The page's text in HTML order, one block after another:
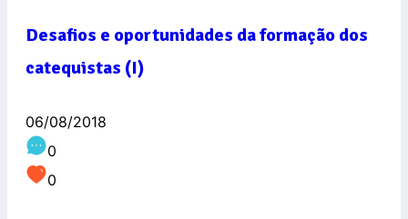
Desafios e oportunidades da formação dos
catequistas (I)
06/08/2018
0
0